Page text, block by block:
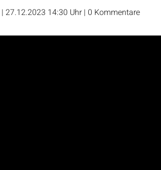
| 27.12.2023 14:30 Uhr | 0 Kommentare